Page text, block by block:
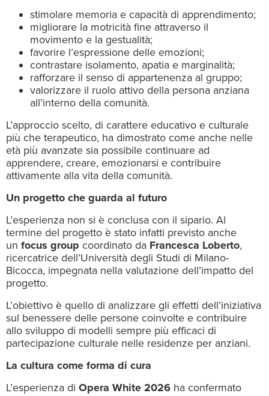
stimolare memoria e capacità di apprendimento;
migliorare la motricità fine attraverso il
movimento e la gestualità;
favorire l’espressione delle emozioni;
contrastare isolamento, apatia e marginalità;
rafforzare il senso di appartenenza al gruppo;
valorizzare il ruolo attivo della persona anziana
all’interno della comunità.
L’approccio scelto, di carattere educativo e culturale
più che terapeutico, ha dimostrato come anche nelle
età più avanzate sia possibile continuare ad
apprendere, creare, emozionarsi e contribuire
attivamente alla vita della comunità.
Un progetto che guarda al futuro
L’esperienza non si è conclusa con il sipario. Al
termine del progetto è stato infatti previsto anche
un focus group coordinato da Francesca Loberto,
ricercatrice dell’Università degli Studi di Milano-
Bicocca, impegnata nella valutazione dell’impatto del
progetto.
L’obiettivo è quello di analizzare gli effetti dell’iniziativa
sul benessere delle persone coinvolte e contribuire
allo sviluppo di modelli sempre più efficaci di
partecipazione culturale nelle residenze per anziani.
La cultura come forma di cura
L’esperienza di Opera White 2026 ha confermato